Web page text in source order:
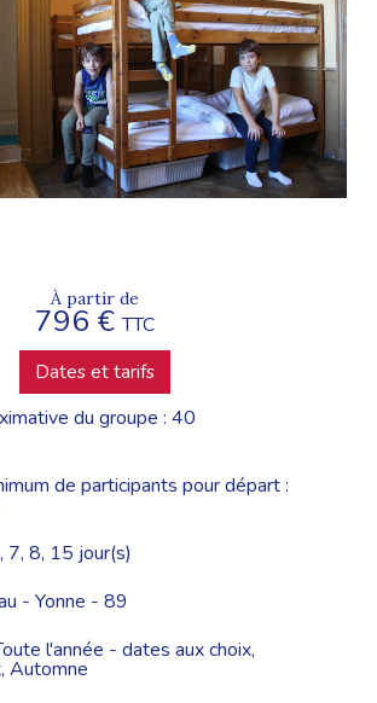
À partir de
796 €TTC
Dates et tarifs
du groupe : 40
de participants pour départ :
7, 8, 15 jour(s)
- Yonne - 89
l'année - dates aux choix,
Automne